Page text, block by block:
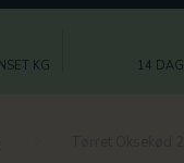
KG 14